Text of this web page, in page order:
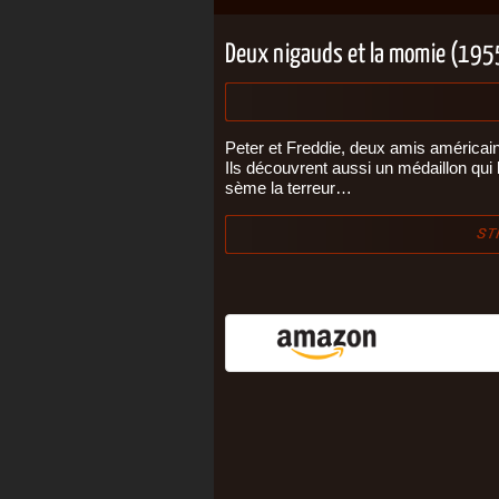
Deux nigauds et la momie
Peter et Freddie, deux amis
Ils découvrent aussi un médaillon
sème la terreur…